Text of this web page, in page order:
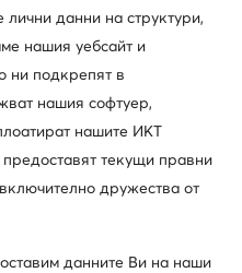
данни на структури,
нашия уебсайт и
ни подкрепят в
нашия софтуер,
нашите ИКТ
предоставят текущи правни
дружества от
данните Ви на наши